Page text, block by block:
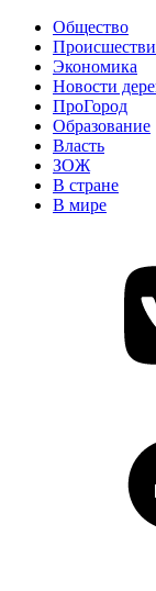
Общество
Экономика
Новости
ПроГород
Образование
Власть
ЗОЖ
В стране
В мире